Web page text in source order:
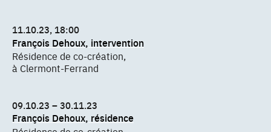
11.10.23, 18:00
François Dehoux, intervention
Résidence de co-création,
à Clermont-Ferrand
09.10.23 – 30.11.23
François Dehoux, résidence